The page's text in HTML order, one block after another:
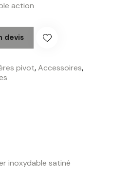
action
devis
pivot,Accessoires,
inoxydable satiné